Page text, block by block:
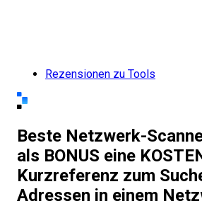
Rezensionen zu Tools
Beste Netzwerk-
als BONUS eine
Kurzreferenz zum
Adressen in einem